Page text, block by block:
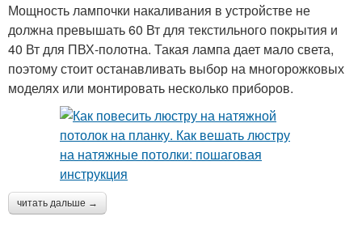
Мощность лампочки накаливания в устройстве не
должна превышать 60 Вт для текстильного покрытия и
40 Вт для ПВХ-полотна. Такая лампа дает мало света,
поэтому стоит останавливать выбор на многорожковых
моделях или монтировать несколько приборов.
читать дальше →